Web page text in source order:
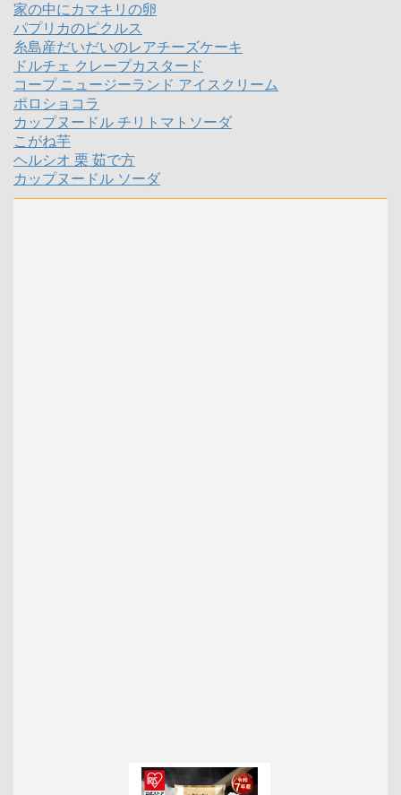
家の中にカマキリの卵
パプリカのピクルス
糸島産だいだいのレアチーズケーキ
ドルチェ クレープカスタード
コープ ニュージーランド アイスクリーム
ポロショコラ
カップヌードル チリトマトソーダ
こがね芋
ヘルシオ 栗 茹で方
カップヌードル ソーダ